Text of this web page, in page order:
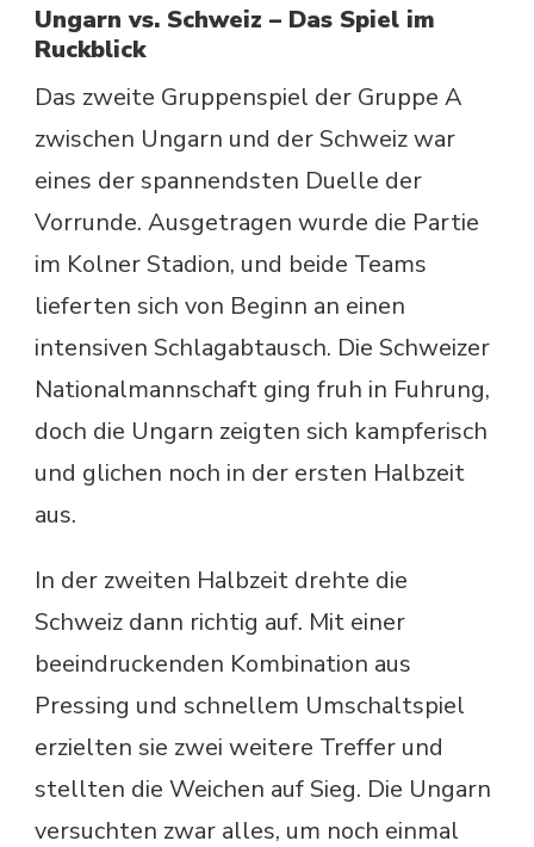
Ungarn vs. Schweiz – Das Spiel im
Ruckblick
Das zweite Gruppenspiel der Gruppe A
zwischen Ungarn und der Schweiz war
eines der spannendsten Duelle der
Vorrunde. Ausgetragen wurde die Partie
im Kolner Stadion, und beide Teams
lieferten sich von Beginn an einen
intensiven Schlagabtausch. Die Schweizer
Nationalmannschaft ging fruh in Fuhrung,
doch die Ungarn zeigten sich kampferisch
und glichen noch in der ersten Halbzeit
aus.
In der zweiten Halbzeit drehte die
Schweiz dann richtig auf. Mit einer
beeindruckenden Kombination aus
Pressing und schnellem Umschaltspiel
erzielten sie zwei weitere Treffer und
stellten die Weichen auf Sieg. Die Ungarn
versuchten zwar alles, um noch einmal